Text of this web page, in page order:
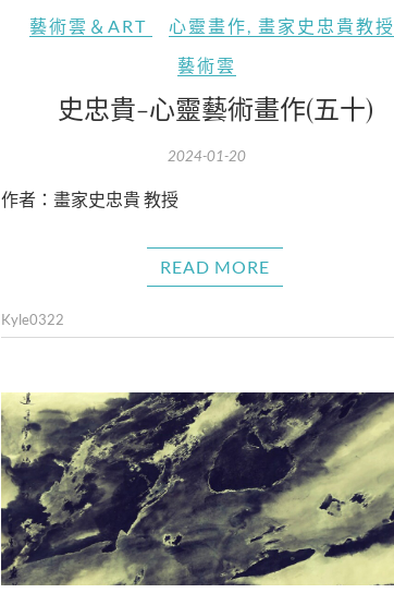
藝術雲＆ART 心靈畫作 ,畫家史忠貴教授
藝術雲
史忠貴-心靈藝術畫作(五十)
2024-01-20
作者：畫家史忠貴 教授
READ MORE
Kyle0322